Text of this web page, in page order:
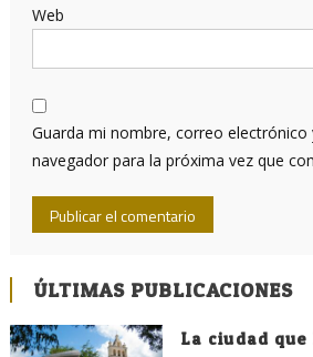
Web
Guarda mi nombre, correo electrónico
navegador para la próxima vez que
ÚLTIMAS PUBLICACIONES
La ciudad